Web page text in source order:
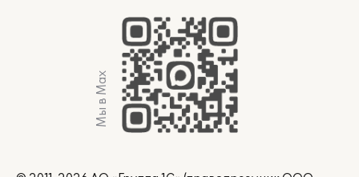
Мы в Max